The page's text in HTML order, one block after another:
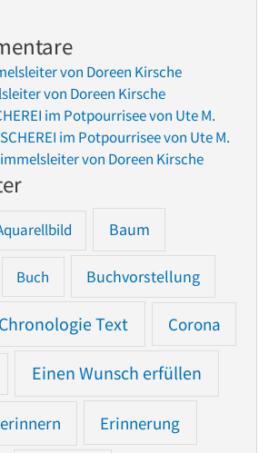
von Doreen Kirsche
von Doreen Kirsche
im Potpourrisee von Ute M.
im Potpourrisee von Ute M.
von Doreen Kirsche
Baum
Buch Buchvorstellung
Chronologie Text Corona
Einen Wunsch erfüllen
erinnern Erinnerung